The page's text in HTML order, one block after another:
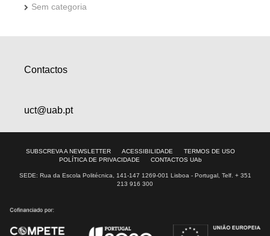
Sem categoria
Contactos
uct@uab.pt
SUBSCREVA A NEWSLETTER ACESSIBILIDADE
TERMOS DE USO
POLÍTICA DE PRIVACIDADE
CONTACTOS UAb
SEDE: Rua da Escola Politécnica, 141-147 1269-001 Lisboa - Portugal, Telf. + 351
213 916 300